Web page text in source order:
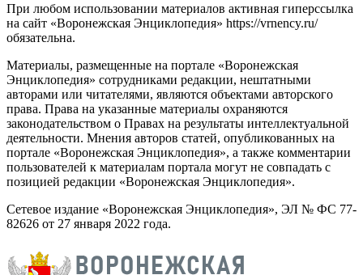
При любом использовании материалов активная гиперссылка
на сайт «Воронежская Энциклопедия» https://vrnency.ru/
обязательна.
Материалы, размещенные на портале «Воронежская
Энциклопедия» сотрудниками редакции, нештатными
авторами или читателями, являются объектами авторского
права. Права на указанные материалы охраняются
законодательством о Правах на результаты интеллектуальной
деятельности. Мнения авторов статей, опубликованных на
портале «Воронежская Энциклопедия», а также комментарии
пользователей к материалам портала могут не совпадать с
позицией редакции «Воронежская Энциклопедия».
Сетевое издание «Воронежская Энциклопедия», ЭЛ № ФС 77-
82626 от 27 января 2022 года.